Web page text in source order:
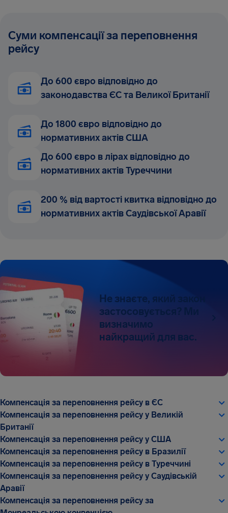
Суми компенсації за переповнення
рейсу
До 600 євро відповідно до
законодавства ЄС та Великої Британії
До 1800 євро відповідно до
нормативних актів США
До 600 євро в лірах відповідно до
нормативних актів Туреччини
200 % від вартості квитка відповідно до
нормативних актів Саудівської Аравії
Не знаєте, який закон
застосовується? Ми
визначимо
найкращий для вас.
Компенсація за переповнення рейсу в ЄС
Компенсація за переповнення рейсу у Великій
Британії
Компенсація за переповнення рейсу у США
Компенсація за переповнення рейсу в Бразилії
Компенсація за переповнення рейсу в Туреччині
Компенсація за переповнення рейсу у Саудівській
Аравії
Компенсація за переповнення рейсу за